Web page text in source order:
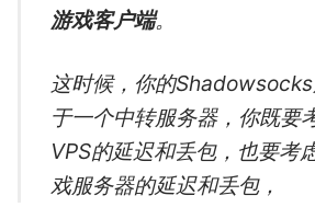
游戏客户端。
这时候，你的
于一个中转服务器，你既要
VPS的延迟和丢包，也要考
戏服务器的延迟和丢包，